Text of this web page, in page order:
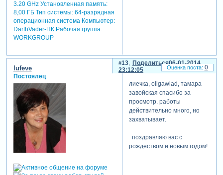
3.20 GHz Установленная память:
8,00 ГБ Тип системы: 64-разрядная
операционная система Компьютер:
DarthVader-ПК Рабочая группа:
WORKGROUP
Поделиться
13
06-01-2014
23:12:05
lufeve
Постоялец
лиечка, oligawlad, тамара
завойская спасибо за
просмотр. работы
действительно много, но
захватывает.
поздравляю вас с
рождеством и новым годом!
0